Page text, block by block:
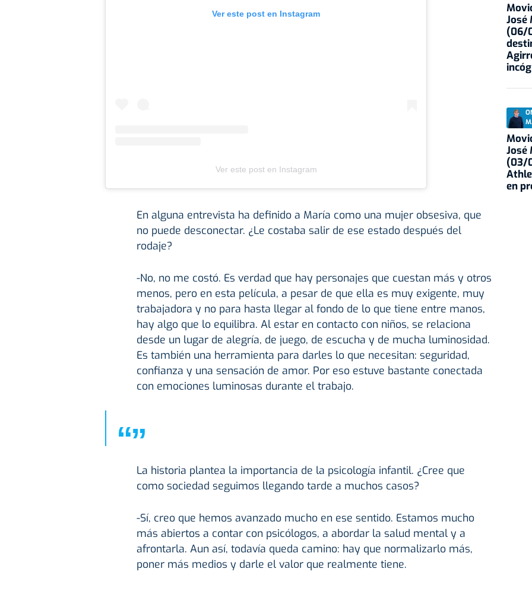
Ver este post en Instagram
Ver este post en Instagram
En alguna entrevista ha definido a María como una mujer obsesiva, que
no puede desconectar. ¿Le costaba salir de ese estado después del
rodaje?
-No, no me costó. Es verdad que hay personajes que cuestan más y otros
menos, pero en esta película, a pesar de que ella es muy exigente, muy
trabajadora y no para hasta llegar al fondo de lo que tiene entre manos,
hay algo que lo equilibra. Al estar en contacto con niños, se relaciona
desde un lugar de alegría, de juego, de escucha y de mucha luminosidad.
Es también una herramienta para darles lo que necesitan: seguridad,
confianza y una sensación de amor. Por eso estuve bastante conectada
con emociones luminosas durante el trabajo.
“”
La historia plantea la importancia de la psicología infantil. ¿Cree que
como sociedad seguimos llegando tarde a muchos casos?
-Sí, creo que hemos avanzado mucho en ese sentido. Estamos mucho
más abiertos a contar con psicólogos, a abordar la salud mental y a
afrontarla. Aun así, todavía queda camino: hay que normalizarlo más,
poner más medios y darle el valor que realmente tiene.
José
(06/
José
(03/
en